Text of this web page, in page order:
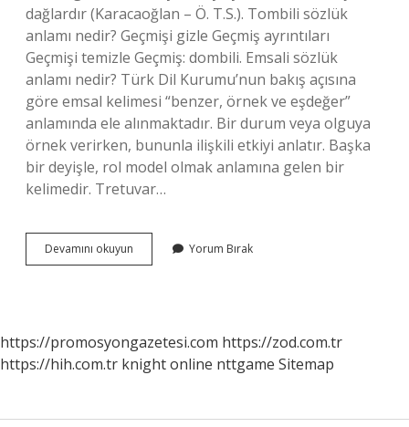
dağlardır (Karacaoğlan – Ö. T.S.). Tombili sözlük
anlamı nedir? Geçmişi gizle Geçmiş ayrıntıları
Geçmişi temizle Geçmiş: dombili. Emsali sözlük
anlamı nedir? Türk Dil Kurumu’nun bakış açısına
göre emsal kelimesi “benzer, örnek ve eşdeğer”
anlamında ele alınmaktadır. Bir durum veya olguya
örnek verirken, bununla ilişkili etkiyi anlatır. Başka
bir deyişle, rol model olmak anlamına gelen bir
kelimedir. Tretuvar…
Devamını okuyun Tretuvar
Kelimesinin
Yorum Bırak
https://promosyongazetesi.com https://zod.com.tr
https://hih.com.tr knight online nttgame Sitemap